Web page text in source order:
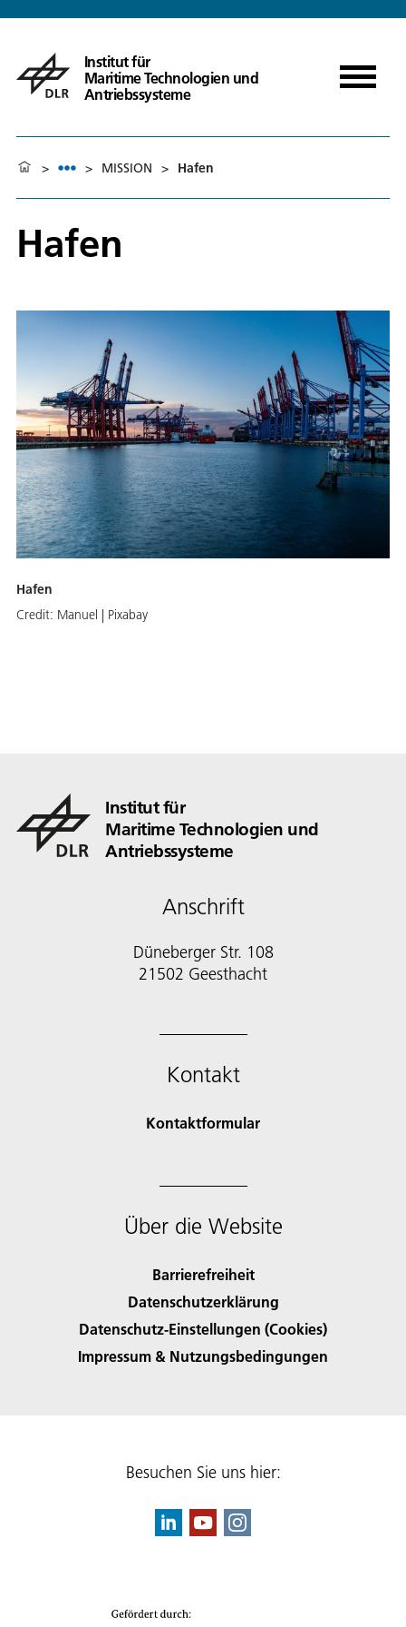
Institut für
Maritime Technologien und
Antriebssysteme
> > MISSION > Hafen
Hafen
Hafen
Credit: Manuel | Pixabay
Institut für
Maritime Technologien und
Antriebssysteme
Anschrift
Düneberger Str. 108
21502 Geesthacht
Kontakt
Kontaktformular
Über die Website
Barrierefreiheit
Datenschutzerklärung
Datenschutz-Einstellungen (Cookies)
Impressum & Nutzungsbedingungen
Besuchen Sie uns hier: